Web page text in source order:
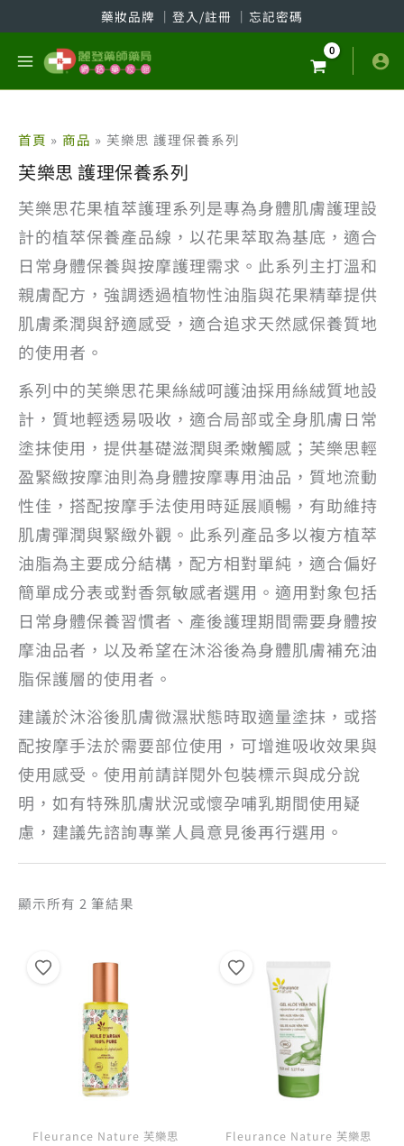
至
藥妝品牌 │ 登入/註冊 │ 忘記密碼
首頁 商品 芙樂思 護理保養系列
芙樂思 護理保養系列
芙樂思花果植萃護理系列是專為身體肌膚護理設
計的植萃保養產品線，以花果萃取為基底，適合
日常身體保養與按摩護理需求。此系列主打溫和
親膚配方，強調透過植物性油脂與花果精華提供
肌膚柔潤與舒適感受，適合追求天然感保養質地
的使用者。
系列中的芙樂思花果絲絨呵護油採用絲絨質地設
計，質地輕透易吸收，適合局部或全身肌膚日常
塗抹使用，提供基礎滋潤與柔嫩觸感；芙樂思輕
盈緊緻按摩油則為身體按摩專用油品，質地流動
性佳，搭配按摩手法使用時延展順暢，有助維持
肌膚彈潤與緊緻外觀。此系列產品多以複方植萃
油脂為主要成分結構，配方相對單純，適合偏好
簡單成分表或對香氛敏感者選用。適用對象包括
日常身體保養習慣者、產後護理期間需要身體按
摩油品者，以及希望在沐浴後為身體肌膚補充油
脂保護層的使用者。
建議於沐浴後肌膚微濕狀態時取適量塗抹，或搭
配按摩手法於需要部位使用，可增進吸收效果與
使用感受。使用前請詳閱外包裝標示與成分說
明，如有特殊肌膚狀況或懷孕哺乳期間使用疑
慮，建議先諮詢專業人員意見後再行選用。
顯示所有 2 筆結果
Fleurance Nature 芙樂思 Fleurance Nature 芙樂思